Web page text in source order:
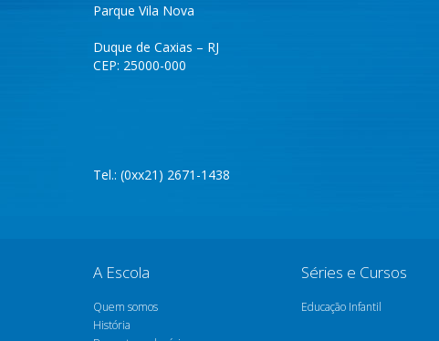
Parque Vila Nova
Duque de Caxias – RJ
CEP: 25000-000
Tel.: (0xx21) 2671-1438
A Escola
Quem somos
História
Séries e Cursos
Educação Infantil